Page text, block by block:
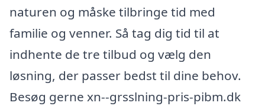
naturen og måske tilbringe tid med
familie og venner. Så tag dig tid til at
indhente de tre tilbud og vælg den
løsning, der passer bedst til dine behov.
Besøg gerne xn--grsslning-pris-pibm.dk